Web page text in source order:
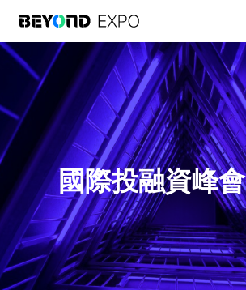
國際投融資峰